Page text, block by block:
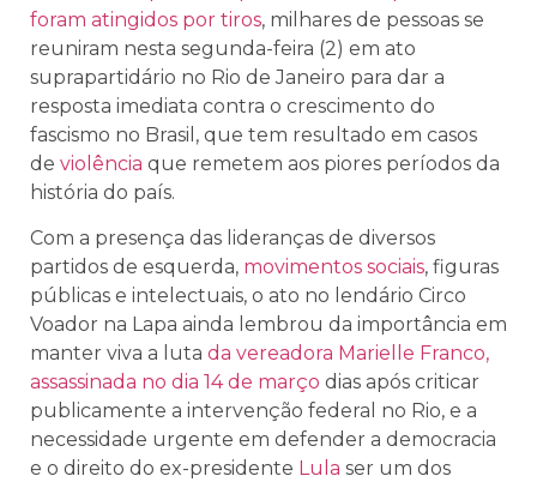
foram atingidos por tiros, milhares de pessoas se
reuniram nesta segunda-feira (2) em ato
suprapartidário no Rio de Janeiro para dar a
resposta imediata contra o crescimento do
fascismo no Brasil, que tem resultado em casos
de violência que remetem aos piores períodos da
história do país.
Com a presença das lideranças de diversos
partidos de esquerda, movimentos sociais, figuras
públicas e intelectuais, o ato no lendário Circo
Voador na Lapa ainda lembrou da importância em
manter viva a luta da vereadora Marielle Franco,
assassinada no dia 14 de março dias após criticar
publicamente a intervenção federal no Rio, e a
necessidade urgente em defender a democracia
e o direito do ex-presidente Lula ser um dos